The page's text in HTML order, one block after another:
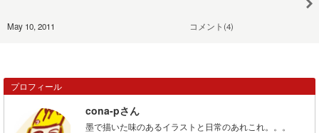
May 10, 2011 コメント(4)
プロフィール
cona-pさん
墨で描いた味のあるイラストと日常のあれこれ。。。